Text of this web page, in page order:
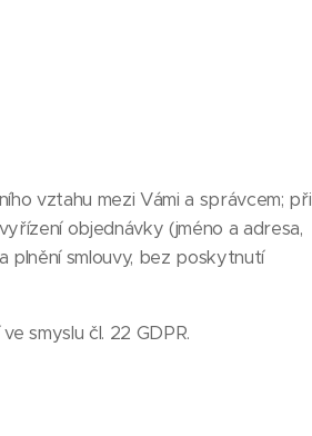
vztahu mezi Vámi a správcem; při
objednávky (jméno a adresa,
plnění smlouvy, bez poskytnutí
smyslu čl. 22 GDPR.